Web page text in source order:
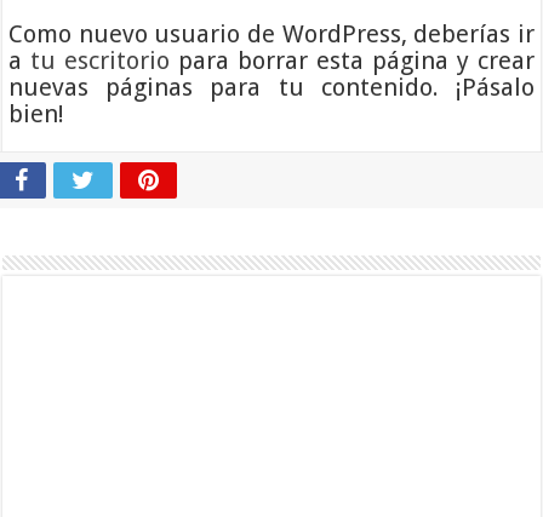
Como nuevo usuario de WordPress, deberías ir
a tu escritorio para borrar esta página y crear
nuevas páginas para tu contenido. ¡Pásalo
bien!